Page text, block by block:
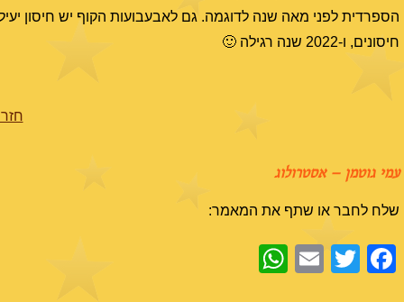
חיסונים, ו-2022 שנה רגילה 🙂
עמי גוטמן – אסטרולוג
שלח לחבר או שתף את המאמר:
Facebook
Twitter
Email